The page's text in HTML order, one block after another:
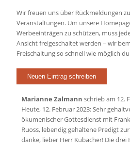
Wir freuen uns über Rückmeldungen
Veranstaltungen. Um unsere
Werbeeinträgen zu schützen, muss
Ansicht freigeschaltet werden – wir
Freischaltung so schnell wie möglich
Marianne Zalmann schrieb am 12.
Heute, 12. Februar 2023: Sehr
ökumenischer Gottesdienst mit
Ruoss, lebendig gehaltene Predigt
danke, lieber Herr Kübacher! Die drei